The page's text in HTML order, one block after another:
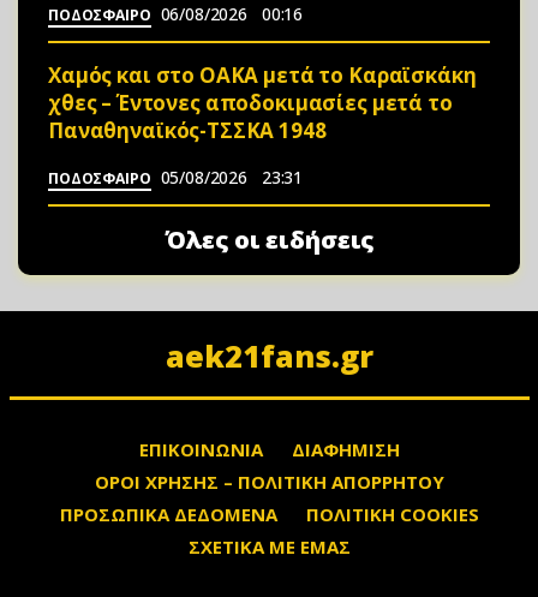
ΠΟΔΟΣΦΑΙΡΟ 06/08/2026 00:16
Χαμός και στο ΟΑΚΑ μετά το Καραϊσκάκη
χθες – Έντονες αποδοκιμασίες μετά το
Παναθηναϊκός-ΤΣΣΚΑ 1948
ΠΟΔΟΣΦΑΙΡΟ 05/08/2026 23:31
Όλες οι ειδήσεις
aek21fans.gr
ΕΠΙΚΟΙΝΩΝΙΑ
ΔΙΑΦΗΜΙΣΗ
ΟΡΟΙ ΧΡΗΣΗΣ – ΠΟΛΙΤΙΚΗ ΑΠΟΡΡΗΤΟΥ
ΠΡΟΣΩΠΙΚΑ ΔΕΔΟΜΕΝΑ
ΠΟΛΙΤΙΚΗ COOKIES
ΣΧΕΤΙΚΑ ΜΕ ΕΜΑΣ